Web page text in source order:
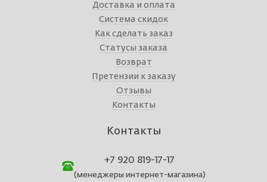
Доставка и оплата
Система скидок
Как сделать заказ
Статусы заказа
Возврат
Претензии к заказу
Отзывы
Контакты
Контакты
+7 920 819-17-17
(менеджеры интернет-магазина)